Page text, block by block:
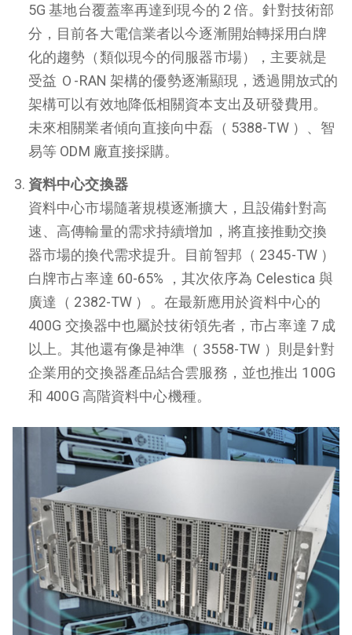
5G 基地台覆蓋率再達到現今的 2 倍。針對技術部
分，目前各大電信業者以今逐漸開始轉採用白牌
化的趨勢（類似現今的伺服器市場），主要就是
受益 Ｏ-RAN 架構的優勢逐漸顯現，透過開放式的
架構可以有效地降低相關資本支出及研發費用。
未來相關業者傾向直接向中磊（ 5388-TW ）、智
易等 ODM 廠直接採購。
資料中心交換器
資料中心市場隨著規模逐漸擴大，且設備針對高
速、高傳輸量的需求持續增加，將直接推動交換
器市場的換代需求提升。目前智邦（ 2345-TW ）
白牌市占率達 60-65% ，其次依序為 Celestica 與
廣達（ 2382-TW ）。在最新應用於資料中心的
400G 交換器中也屬於技術領先者，市占率達 7 成
以上。其他還有像是神準（ 3558-TW ）則是針對
企業用的交換器產品結合雲服務，並也推出 100G
和 400G 高階資料中心機種。